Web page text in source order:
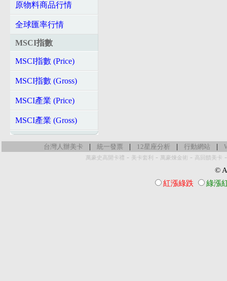
原物料商品行情
全球匯率行情
MSCI指數
MSCI指數 (Price)
MSCI指數 (Gross)
MSCI產業 (Price)
MSCI產業 (Gross)
台灣人辦美卡 | 統一發票 | 12星座分析 | 行動網站 |
萬豪史高開卡禮 - 美卡套利 - 萬豪煉金術 - 高回饋美卡
©
紅漲綠跌
綠漲